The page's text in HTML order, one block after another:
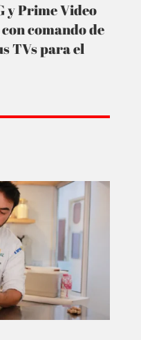
y Prime Video
comando de
TVs para el